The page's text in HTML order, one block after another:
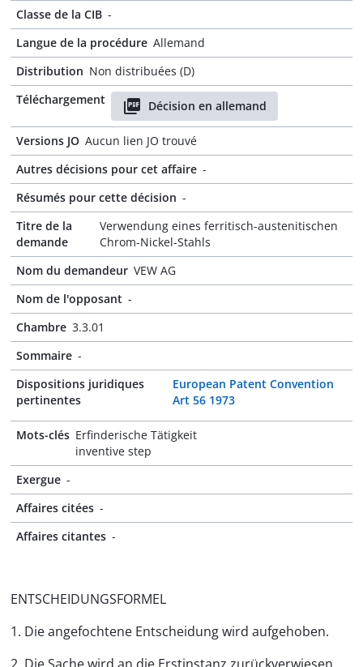
Classe de la CIB -
Langue de la procédure Allemand
Distribution Non distribuées (D)
Téléchargement
Décision en allemand
Versions JO Aucun lien JO trouvé
Autres décisions pour cet affaire -
Résumés pour cette décision -
Titre de la
demande
Verwendung eines ferritisch-austenitischen
Chrom-Nickel-Stahls
Nom du demandeur VEW AG
Nom de l'opposant -
Chambre 3.3.01
Sommaire -
Dispositions juridiques
pertinentes
European Patent Convention
Art 56 1973
Mots-clés Erfinderische Tätigkeit
inventive step
Exergue -
Affaires citées -
Affaires citantes -
ENTSCHEIDUNGSFORMEL
1. Die angefochtene Entscheidung wird aufgehoben.